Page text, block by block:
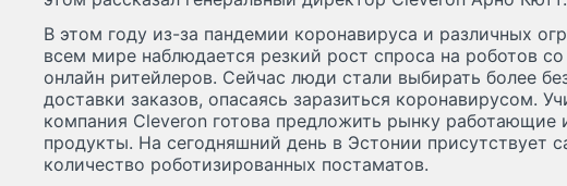
В этом году из-за пандемии коронавируса и различных
всем мире наблюдается резкий рост спроса на роботов
онлайн ритейлеров. Сейчас люди стали выбирать более
доставки заказов, опасаясь заразиться коронавирусом.
компания Cleveron готова предложить рынку работающие
продукты. На сегодняшний день в Эстонии присутствует
количество роботизированных постаматов.